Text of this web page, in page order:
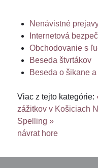
Nenávistné
Internetová
Obchodovanie s
Beseda štvrtákov
Beseda o šikane
Viac z tejto kategórie:
zážitkov v Košiciach
Spelling »
návrat hore